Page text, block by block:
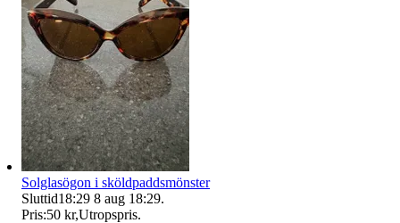
Solglasögon i sköldpaddsmönster
Sluttid18:29 8 aug 18:29.
Pris:50 kr,Utropspris.